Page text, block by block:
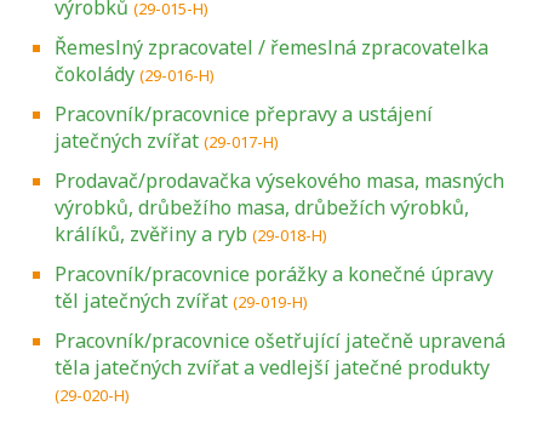
výrobků (29-015-H)
Řemeslný zpracovatel / řemeslná zpracovatelka
čokolády (29-016-H)
Pracovník/pracovnice přepravy a ustájení
jatečných zvířat (29-017-H)
Prodavač/prodavačka výsekového masa, masných
výrobků, drůbežího masa, drůbežích výrobků,
králíků, zvěřiny a ryb (29-018-H)
Pracovník/pracovnice porážky a konečné úpravy
těl jatečných zvířat (29-019-H)
Pracovník/pracovnice ošetřující jatečně upravená
těla jatečných zvířat a vedlejší jatečné produkty
(29-020-H)